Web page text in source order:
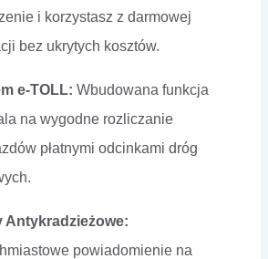
i korzystasz z darmowej
bez ukrytych kosztów.
e-TOLL: Wbudowana funkcja
na wygodne rozliczanie
płatnymi odcinkami dróg
Antykradzieżowe:
powiadomienie na